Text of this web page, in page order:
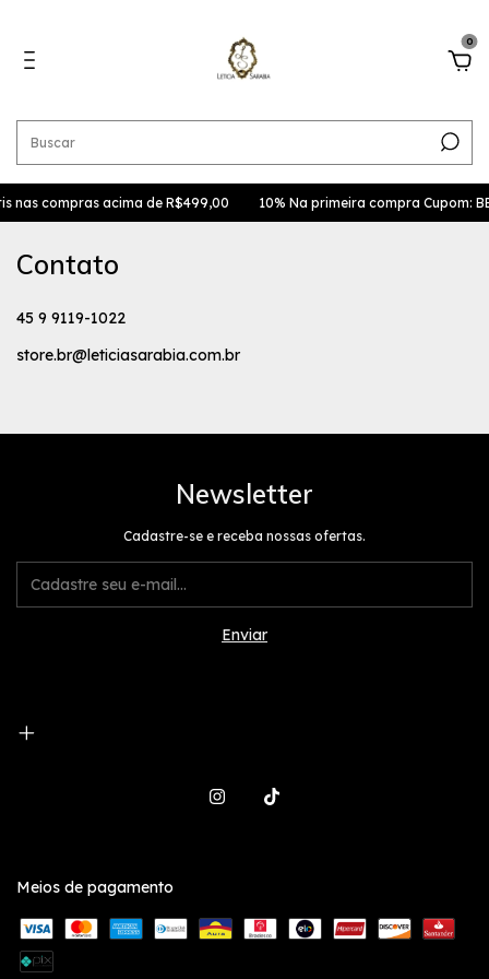
0
nas compras acima de R$499,00 10% Na primeira compra Cupom:
Contato
45 9 9119-1022
store.br@leticiasarabia.com.br
Newsletter
Cadastre-se e receba nossas ofertas.
Meios de pagamento